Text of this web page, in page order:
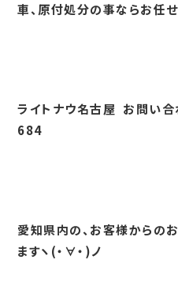
車、原付処分の事ならお任せ
ライトナウ名古屋 お問い合
684
愛知県内の、お客様からの
ますヽ(・∀・)ノ